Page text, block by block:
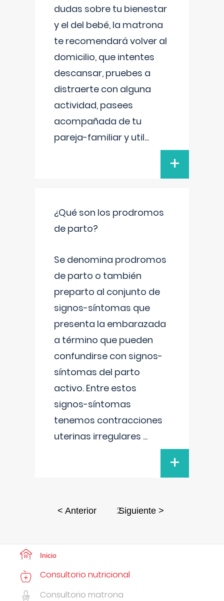
dudas sobre tu bienestar
y el del bebé, la matrona
te recomendará volver al
domicilio, que intentes
descansar, pruebes a
distraerte con alguna
actividad, pasees
acompañada de tu
pareja-familiar y util...
+
¿Qué son los prodromos
de parto?
Se denomina prodromos
de parto o también
preparto al conjunto de
signos-síntomas que
presenta la embarazada
a término que pueden
confundirse con signos-
síntomas del parto
activo. Entre estos
signos-síntomas
tenemos contracciones
uterinas irregulares ...
+
< Anterior 2Siguiente >
Inicio
Consultorio nutricional
Consultorio matrona